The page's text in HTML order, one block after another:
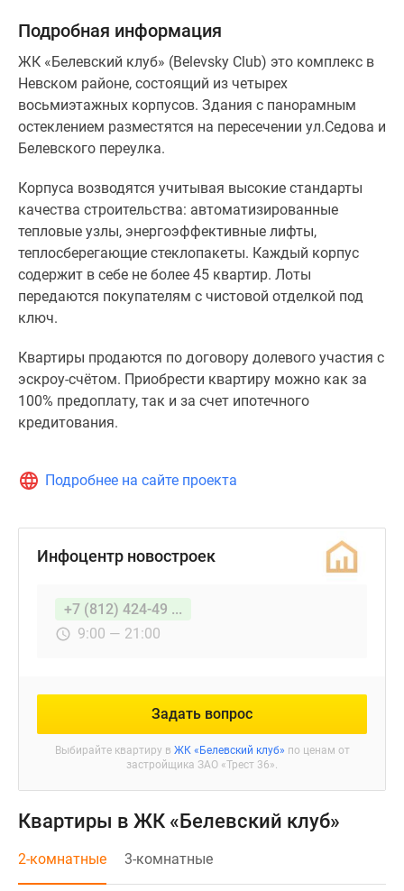
Подробная информация
ЖК «Белевский клуб» (Belevsky Club) это комплекс в
Невском районе, состоящий из четырех
восьмиэтажных корпусов. Здания с панорамным
остеклением разместятся на пересечении ул.Седова и
Белевского переулка.
Корпуса возводятся учитывая высокие стандарты
качества строительства: автоматизированные
тепловые узлы, энергоэффективные лифты,
теплосберегающие стеклопакеты. Каждый корпус
содержит в себе не более 45 квартир. Лоты
передаются покупателям с чистовой отделкой под
ключ.
Квартиры продаются по договору долевого участия с
эскроу-счётом. Приобрести квартиру можно как за
100% предоплату, так и за счет ипотечного
кредитования.
Подробнее на сайте проекта
Инфоцентр новостроек
+7 (812) 424-49 ...
9:00 — 21:00
Задать вопрос
Выбирайте квартиру в ЖК «Белевский клуб» по ценам от
застройщика ЗАО «Трест 36».
Квартиры в ЖК «Белевский клуб»
2-комнатные 3-комнатные